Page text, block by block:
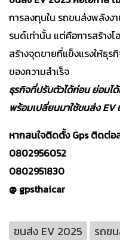
การลงทุนใน รถขนส่งพลังง
รนด์เท่านั้น แต่คือการสร้าง
สร้างจุดขายที่แข็งแรงให้ธุ
ของความสำเร็จ
ธุรกิจที่ปรับตัวได้ก่อน ย่อม
พร้อมเปลี่ยนมาใช้ขนส่ง EV
หากสนใจติดตั้ง Gps ติดต่อ
0802956052
0802951830
@ gpsthaicar
ขนส่ง EV 2025
รถข